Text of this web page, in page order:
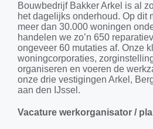
Bouwbedrijf Bakker Arkel is al
het dagelijks onderhoud. Op dit
meer dan 30.000 woningen
handelen we zo’n 650
ongeveer 60 mutaties af. Onze
woningcorporaties,
organiseren en voeren de
onze drie vestigingen Arkel,
aan den IJssel.
Vacature werkorganisator /